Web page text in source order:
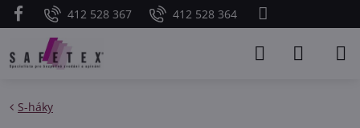
412 528 367 412 528 364
S-háky